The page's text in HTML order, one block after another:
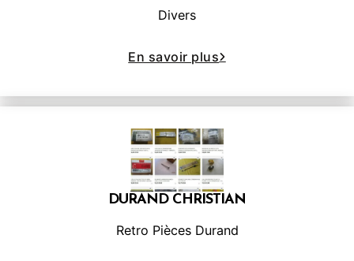
Divers
En savoir plus
DURAND CHRISTIAN
Retro Pièces Durand